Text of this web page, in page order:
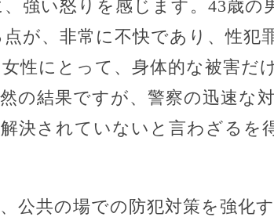
強い怒りを感じます。43歳の
が、非常に不快であり、性犯
性にとって、身体的な被害だ
の結果ですが、警察の迅速な
決されていないと言わざるを
公共の場での防犯対策を強化す